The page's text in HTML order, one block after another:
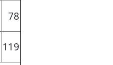
78
119